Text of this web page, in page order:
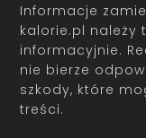
Informacje
kalorie.pl należy
informacyjnie.
nie bierze
szkody, które
treści.